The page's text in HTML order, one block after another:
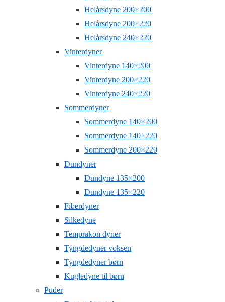
Helårsdyne 200×200
Helårsdyne 200×220
Helårsdyne 240×220
Vinterdyner
Vinterdyne 140×200
Vinterdyne 200×220
Vinterdyne 240×220
Sommerdyner
Sommerdyne 140×200
Sommerdyne 140×220
Sommerdyne 200×220
Dundyner
Dundyne 135×200
Dundyne 135×220
Fiberdyner
Silkedyne
Temprakon dyner
Tyngdedyner voksen
Tyngdedyner børn
Kugledyne til børn
Puder